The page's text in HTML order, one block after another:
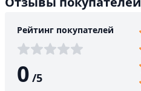
Рейтинг покупателей
0 /5